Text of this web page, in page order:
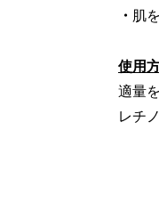
・ 肌
使用
適量
レチ